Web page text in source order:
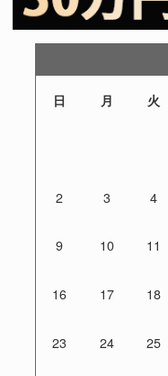
日 月 火
2 3 4
9 10 11
16 17 18
23 24 25